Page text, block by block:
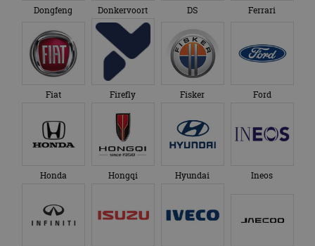
Dongfeng Donkervoort DS Ferrari
Fiat Firefly Fisker Ford
Honda Hongqi Hyundai Ineos